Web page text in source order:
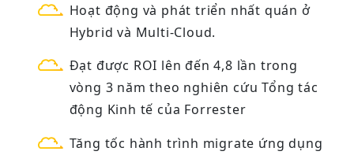
Hoạt động và phát triển nhất quán ở
Hybrid và Multi-Cloud.
Đạt được ROI lên đến 4,8 lần trong
vòng 3 năm theo nghiên cứu Tổng tác
động Kinh tế của Forrester
Tăng tốc hành trình migrate ứng dụng